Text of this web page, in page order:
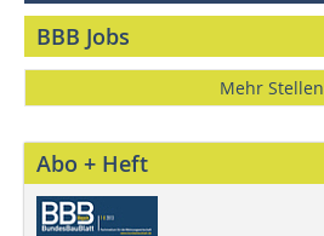
BBB Jobs
Mehr Stellen
Abo + Heft